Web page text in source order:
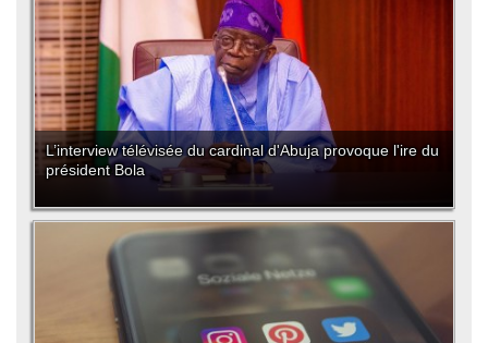
L’interview télévisée du cardinal d'Abuja provoque l'ire du
président Bola